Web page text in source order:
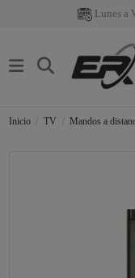
Lunes a
Inicio TV Mandos a